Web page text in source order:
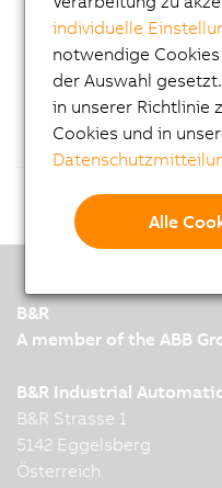
BESCHREIBUNG:
Zubehör
Federzugklemme
B&R
A member of the ABB
B&R Industrial
B&R Strasse 1
5142 Eggelsberg
Österreich
individuelle
notwendige
der Auswahl
in unserer Richtlinie
Cookies und in
Alle